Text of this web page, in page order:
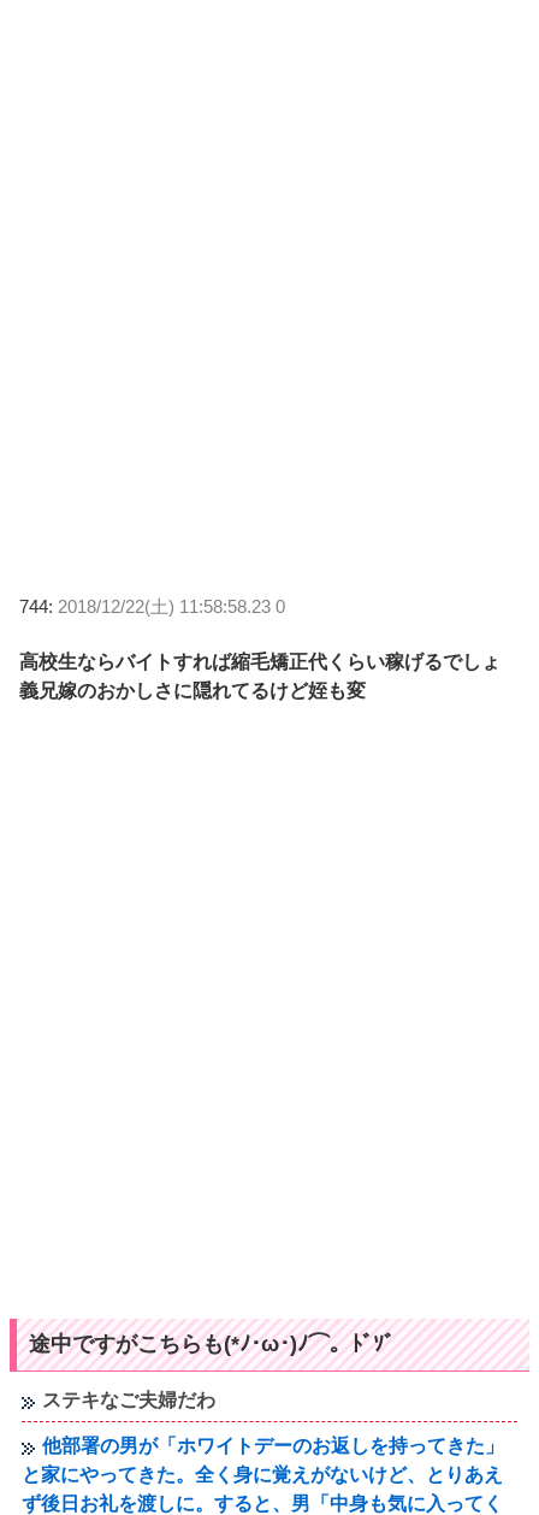
744: 2018/12/22(土) 11:58:58.23 0
高校生ならバイトすれば縮毛矯正代くらい稼げるでしょ
義兄嫁のおかしさに隠れてるけど姪も変
途中ですがこちらも(*ﾉ･ω･)ﾉ⌒。ﾄﾞｿﾞ
ステキなご夫婦だわ
他部署の男が「ホワイトデーのお返しを持ってきた」
と家にやってきた。全く身に覚えがないけど、とりあえ
ず後日お礼を渡しに。すると、男「中身も気に入ってく